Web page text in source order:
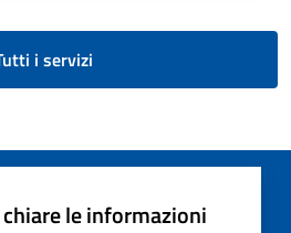
i servizi
le informazioni